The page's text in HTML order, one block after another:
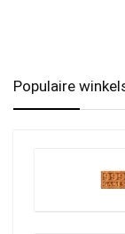
Populaire